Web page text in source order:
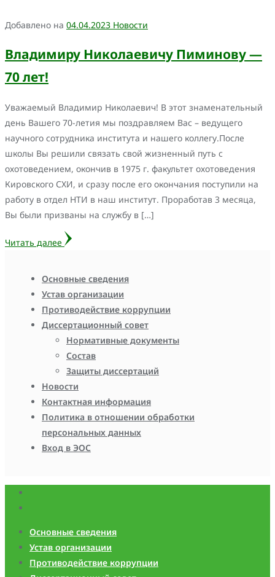
Добавлено на 04.04.2023 Новости
Владимиру Николаевичу Пиминову —
70 лет!
Уважаемый Владимир Николаевич! В этот знаменательный
день Вашего 70-летия мы поздравляем Вас – ведущего
научного сотрудника института и нашего коллегу.После
школы Вы решили связать свой жизненный путь с
охотоведением, окончив в 1975 г. факультет охотоведения
Кировского СХИ, и сразу после его окончания поступили на
работу в отдел НТИ в наш институт. Проработав 3 месяца,
Вы были призваны на службу в […]
Читать далее
Основные сведения
Устав организации
Противодействие коррупции
Диссертационный совет
Нормативные документы
Состав
Защиты диссертаций
Новости
Контактная информация
Политика в отношении обработки
персональных данных
Вход в ЭОС
Основные сведения
Устав организации
Противодействие коррупции